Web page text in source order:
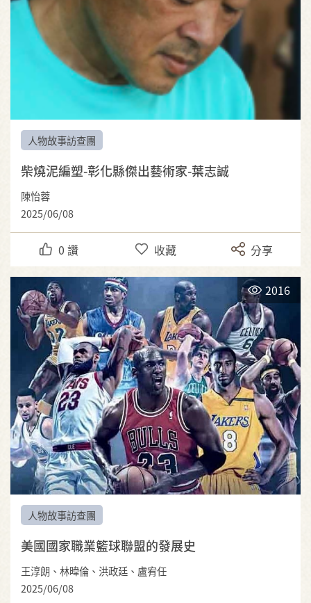
人物故事訪查團
柴燒泥編塑-彰化縣傑出藝術家-葉志誠
陳怡蓉
2025/06/08
0 讚 收藏 分享
2016
人物故事訪查團
美國國家職業籃球聯盟的發展史
王淳朗、林暐倫、洪政廷、盧宥任
2025/06/08